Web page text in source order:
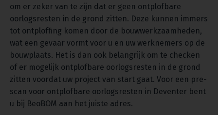
om er zeker van te zijn dat er geen ontplofbare
oorlogsresten in de grond zitten. Deze kunnen immers
tot ontploffing komen door de bouwwerkzaamheden,
wat een gevaar vormt voor u en uw werknemers op de
bouwplaats. Het is dan ook belangrijk om te checken
of er mogelijk ontplofbare oorlogsresten in de grond
zitten voordat uw project van start gaat. Voor een pre-
scan voor ontplofbare oorlogsresten in Deventer bent
u bij BeoBOM aan het juiste adres.